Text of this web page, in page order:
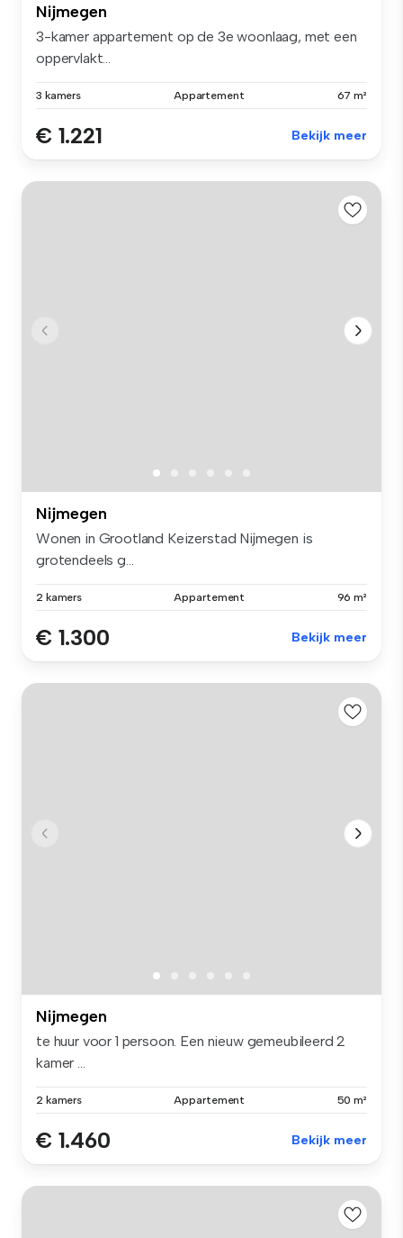
Nijmegen
3-kamer appartement op de 3e woonlaag, met een
oppervlakt...
3 kamers Appartement 67 m²
€ 1.221 Bekijk meer
Nijmegen
Wonen in Grootland Keizerstad Nijmegen is
grotendeels g...
2 kamers Appartement 96 m²
€ 1.300 Bekijk meer
Nijmegen
te huur voor 1 persoon. Een nieuw gemeubileerd 2
kamer ...
2 kamers Appartement 50 m²
€ 1.460 Bekijk meer